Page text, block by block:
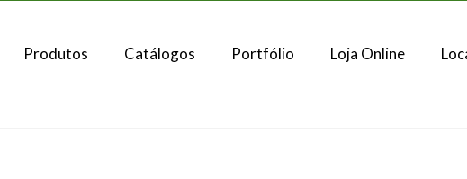
Produtos Catálogos Portfólio Loja Online